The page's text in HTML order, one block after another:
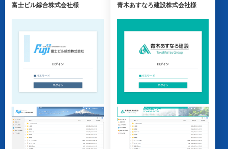
富士ビル綜合株式会社様
青木あすなろ建設株式会社様